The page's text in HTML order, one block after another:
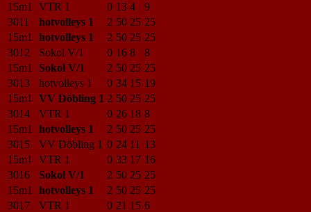
15m1
VTR 1 0 13 4
9
3011
hotvolleys 1 2 50 25 25
15m1
hotvolleys 1 2 50 25 25
3012
Sokol V/1 0 16 8
8
15m1
Sokol V/1 2 50 25 25
3013
hotvolleys 1 0 34 15 19
15m1
VV Döbling 1 2 50 25 25
3014
VTR 1 0 26 18 8
15m1
hotvolleys 1 2 50 25 25
3015
VV Döbling 1 0 24 11 13
15m1
VTR 1 0 33 17 16
3016
Sokol V/1 2 50 25 25
15m1
hotvolleys 1 2 50 25 25
3017
VTR 1 0 21 15 6